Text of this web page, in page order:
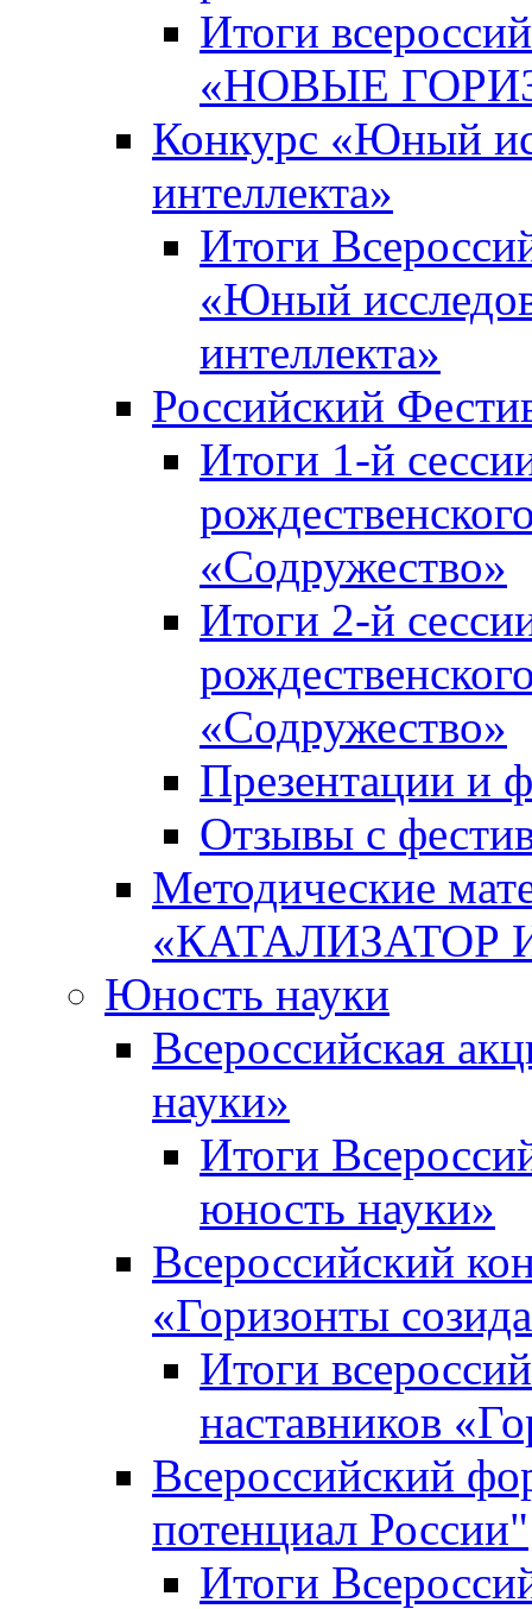
Итоги
«НОВЫЕ
Конкурс «Юный
интеллекта»
Итоги
«Юный
интеллекта»
Российский
Итоги 1-й
«Содружество»
Итоги 2-й
«Содружество»
Презентации и
Отзывы с
Методические
«КАТАЛИЗАТОР
Юность науки
Всероссийская
науки»
Итоги
юность науки»
Всероссийский
«Горизонты
Итоги
наставников
Всероссийский
потенциал России"
Итоги